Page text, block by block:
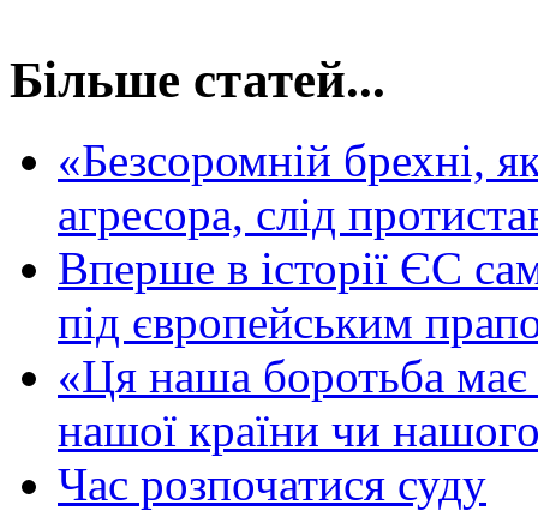
Більше статей...
«Безсоромній брехні,
агресора, слід
Вперше в історії ЄС
під європейським
«Ця наша боротьба має
нашої країни чи
Час розпочатися суду